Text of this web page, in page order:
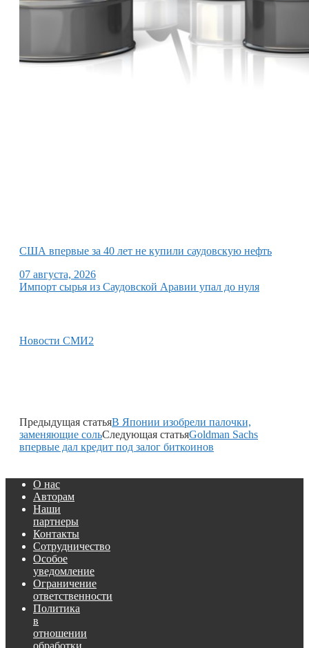
США впервые за 40 лет не купили саудовскую нефть
07 августа, 2026
Импорт сырья из Саудовской Аравии упал до нуля
Новости СМИ2
Предыдущая статьяВ Японии изобрели палочки,
заменяющие сольСледующая статьяGoldman Sachs
впервые дал кредит под залог биткоинов
О нас
Авторам
Наши
партнеры
Контакты
Сотрудничество
Особое
уведомление
Ограничение
ответственности
Политика
в
отношении
обработки